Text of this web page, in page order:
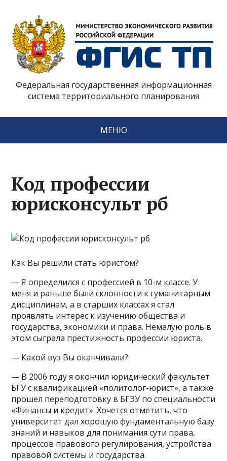
Федеральная государственная информационная
система территориального планирования
МЕНЮ
Код профессии
юрисконсульт рб
Как Вы решили стать юристом?
— Я определился с профессией в 10-м классе. У
меня и раньше были склонности к гуманитарным
дисциплинам, а в старших классах я стал
проявлять интерес к изучению общества и
государства, экономики и права. Немалую роль в
этом сыграла престижность профессии юриста.
— Какой вуз Вы оканчивали?
— В 2006 году я окончил юридический факультет
БГУ с квалификацией «политолог-юрист», а также
прошел переподготовку в БГЭУ по специальности
«Финансы и кредит». Хочется отметить, что
университет дал хорошую фундаментальную базу
знаний и навыков для понимания сути права,
процессов правового регулирования, устройства
правовой системы и государства.